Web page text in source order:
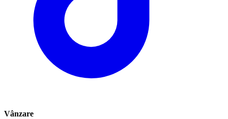
Vânzare